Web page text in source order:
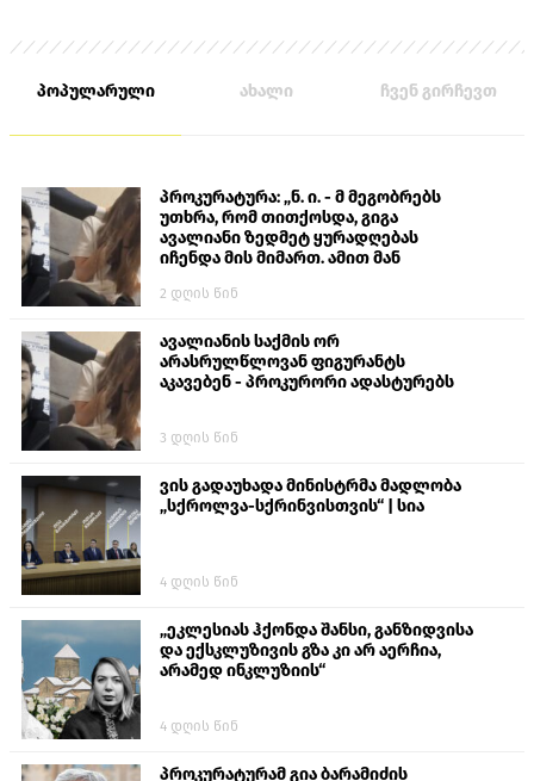
პოპულარული ახალი ჩვენ გირჩევთ
პროკურატურა: „ნ. ი. - მ მეგობრებს
უთხრა, რომ თითქოსდა, გიგა
ავალიანი ზედმეტ ყურადღებას
იჩენდა მის მიმართ. ამით მან
თავს დასხმოდა გიგა ავალიანს“
2 დღის წინ
ავალიანის საქმის ორ
არასრულწლოვან ფიგურანტს
აკავებენ - პროკურორი ადასტურებს
3 დღის წინ
ვის გადაუხადა მინისტრმა მადლობა
„სქროლვა-სქრინვისთვის“ | სია
4 დღის წინ
„ეკლესიას ჰქონდა შანსი, განზიდვისა
და ექსკლუზივის გზა კი არ აერჩია,
არამედ ინკლუზიის“
4 დღის წინ
პროკურატურამ გია ბარამიძის